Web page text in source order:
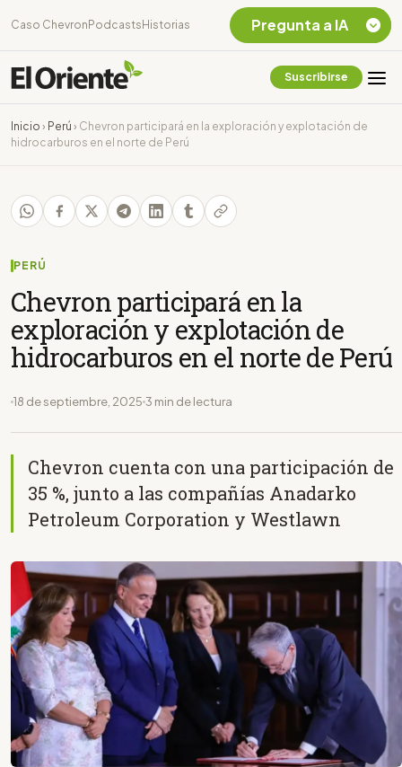
Caso Chevron Podcasts Historias
Suscribirse
Inicio › Perú › Chevron participará en la exploración y explotación de
hidrocarburos en el norte de Perú
PERÚ
Chevron participará en la
exploración y explotación de
hidrocarburos en el norte de Perú
18 de septiembre, 2025 3 min de lectura
Chevron cuenta con una participación de
35 %, junto a las compañías Anadarko
Petroleum Corporation y Westlawn
Pregunta a IA
Chevron Ecuador